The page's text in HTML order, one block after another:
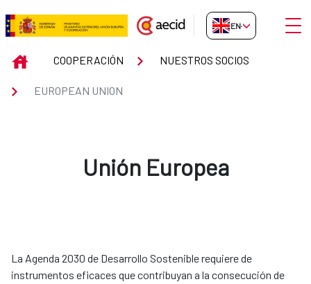
Skip to Main Content
EUROPEAN UNION
EN-GB
INICIOCOOPERACIÓN NUESTROS SOCIOS
EUROPEAN UNION
Unión Europea
La Agenda 2030 de Desarrollo Sostenible requiere de
instrumentos eficaces que contribuyan a la consecución de